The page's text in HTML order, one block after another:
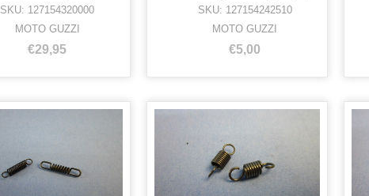
SKU: 127154320000
MOTO GUZZI
€29,95
SKU: 127154242510
MOTO GUZZI
€5,00